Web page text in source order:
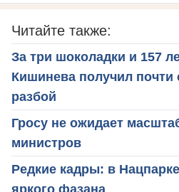
Читайте также:
За три шоколадки и 157
Кишинева получил
разбой
Гросу не ожидает
министров
Редкие кадры: в
яркого фазана